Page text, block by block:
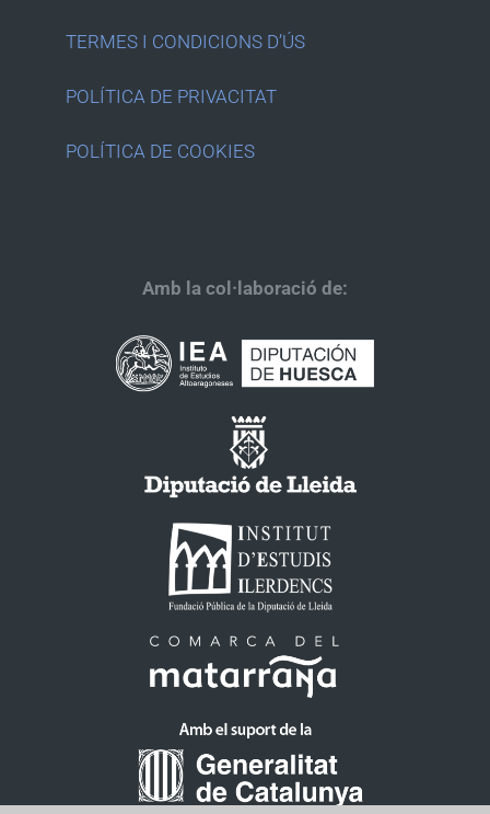
TERMES I CONDICIONS D’ÚS
POLÍTICA DE PRIVACITAT
POLÍTICA DE COOKIES
Amb la col·laboració de: